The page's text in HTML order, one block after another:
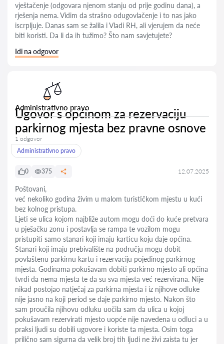
vještačenje (odgovara njenom stanju od prije godinu dana), a
rješenja nema. Vidim da strašno odugovlačenje i to nas jako
iscrpljuje. Danas sam se žalila i Vladi RH, ali vjerujem da neće
biti koristi. Da li da ih tužimo? Što nam savjetujete?
Idi na odgovor
Administrativno pravo
Ugovor s općinom za rezervaciju
parkirnog mjesta bez pravne osnove
1 odgovor
Administrativno pravo
0 375 12.07.2025
Poštovani,
već nekoliko godina živim u malom turističkom mjestu u kući
bez kolnog pristupa.
Ljeti se ulica kojom najbliže autom mogu doći do kuće pretvara
u pješačku zonu i postavlja se rampa te vozilom mogu
pristupiti samo stanari koji imaju karticu koju daje općina.
Stanari koji imaju prebivalište na području mogu dobit
povlaštenu parkirnu kartu i rezervaciju pojedinog parkirnog
mjesta. Godinama pokušavam dobiti parkirno mjesto ali općina
tvrdi da nema mjesta te da su sva mjesta već rezervirana. Nije
nikad postojao natječaj za parkirna mjesta i iz njihove odluke
nije jasno na koji period se daje parkirno mjesto. Nakon što
sam proučila njihovu odluku uočila sam da ulica u kojoj
pokušavam rezervirati mjesto uopće nije navedena u odluci a u
praksi ljudi su dobili ugovore i koriste ta mjesta. Osim toga
prilično sam sigurna da velik broj tih ljudi ne živi zaista tu jer